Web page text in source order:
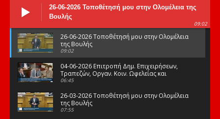
26-06-2026 Τοποθέτησή μου στην Ολομέλεια της
Βουλής
09:02
26-06-2026 Τοποθέτησή μου στην Ολομέλεια
της Βουλής
09:02
04-06-2026 Επιτροπή Δημ. Επιχειρήσεων,
Τραπεζών, Οργαν. Κοιν. Ωφελείας και
Φορέων Κοινων. Ασφάλισης
06:45
26-03-2026 Τοποθέτησή μου στην Ολομέλεια
της Βουλής
07:55